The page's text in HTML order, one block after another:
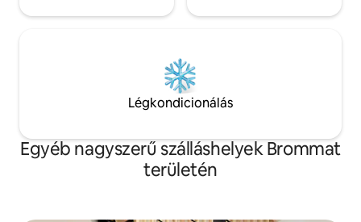
Légkondicionálás
Egyéb nagyszerű szálláshelyek Brommat
területén